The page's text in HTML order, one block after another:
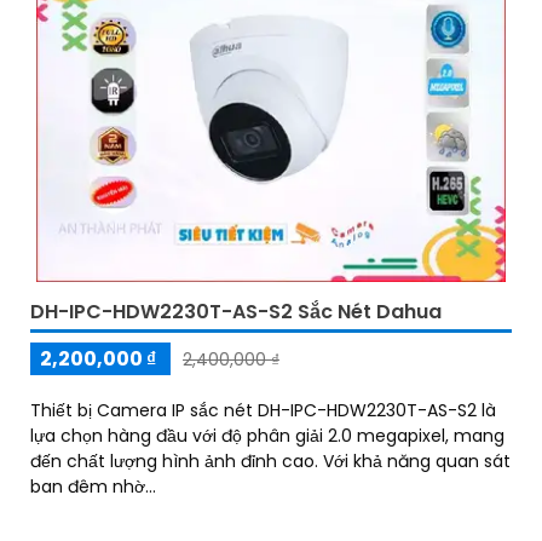
DH-IPC-HDW2230T-AS-S2 Sắc Nét Dahua
2,200,000 ₫
2,400,000 ₫
Thiết bị Camera IP sắc nét DH-IPC-HDW2230T-AS-S2 là
lựa chọn hàng đầu với độ phân giải 2.0 megapixel, mang
đến chất lượng hình ảnh đỉnh cao. Với khả năng quan sát
ban đêm nhờ...